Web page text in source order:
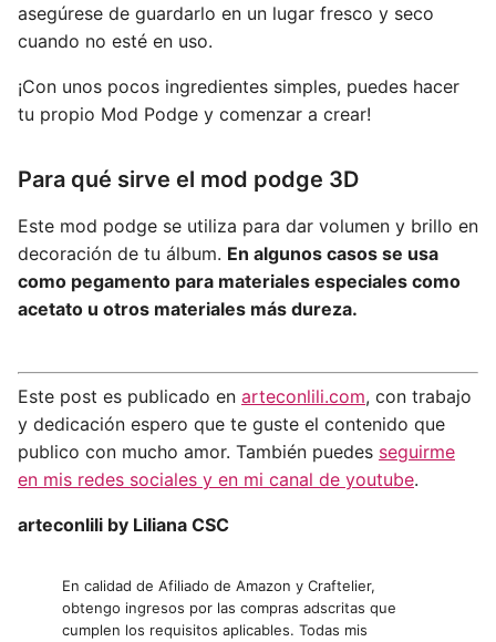
asegúrese de guardarlo en un lugar fresco y seco
cuando no esté en uso.
¡Con unos pocos ingredientes simples, puedes hacer
tu propio Mod Podge y comenzar a crear!
Para qué sirve el mod podge 3D
Este mod podge se utiliza para dar volumen y brillo en
decoración de tu álbum. En algunos casos se usa
como pegamento para materiales especiales como
acetato u otros materiales más dureza.
Este post es publicado en arteconlili.com, con trabajo
y dedicación espero que te guste el contenido que
publico con mucho amor. También puedes seguirme
en mis redes sociales y en mi canal de youtube.
arteconlili by Liliana CSC
En calidad de Afiliado de Amazon y Craftelier,
obtengo ingresos por las compras adscritas que
cumplen los requisitos aplicables. Todas mis